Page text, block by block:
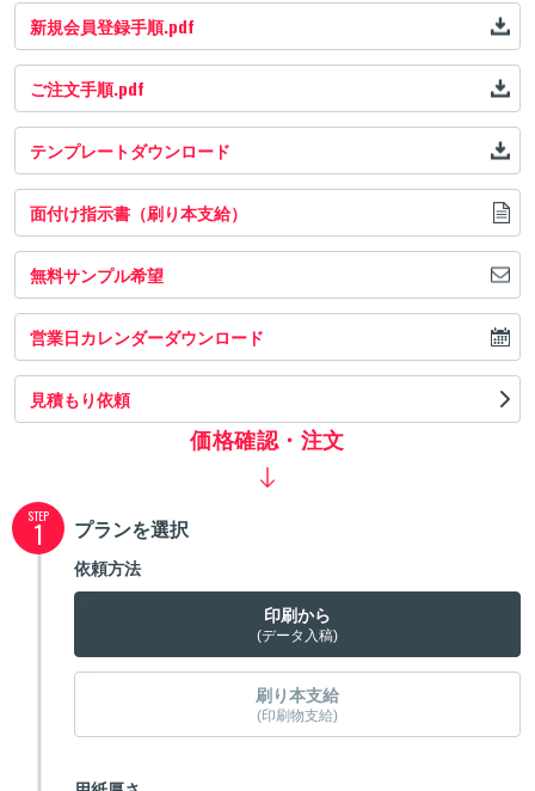
新規会員登録手順.pdf
ご注文手順.pdf
テンプレートダウンロード
面付け指示書（刷り本支給）
無料サンプル希望
営業日カレンダーダウンロード
見積もり依頼
価格確認・注文
STEP
1 プランを選択
依頼方法
印刷から
(データ入稿)
刷り本支給
(印刷物支給)